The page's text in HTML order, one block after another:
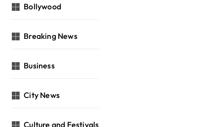
Bollywood
Breaking News
Business
City News
Culture and Festivals